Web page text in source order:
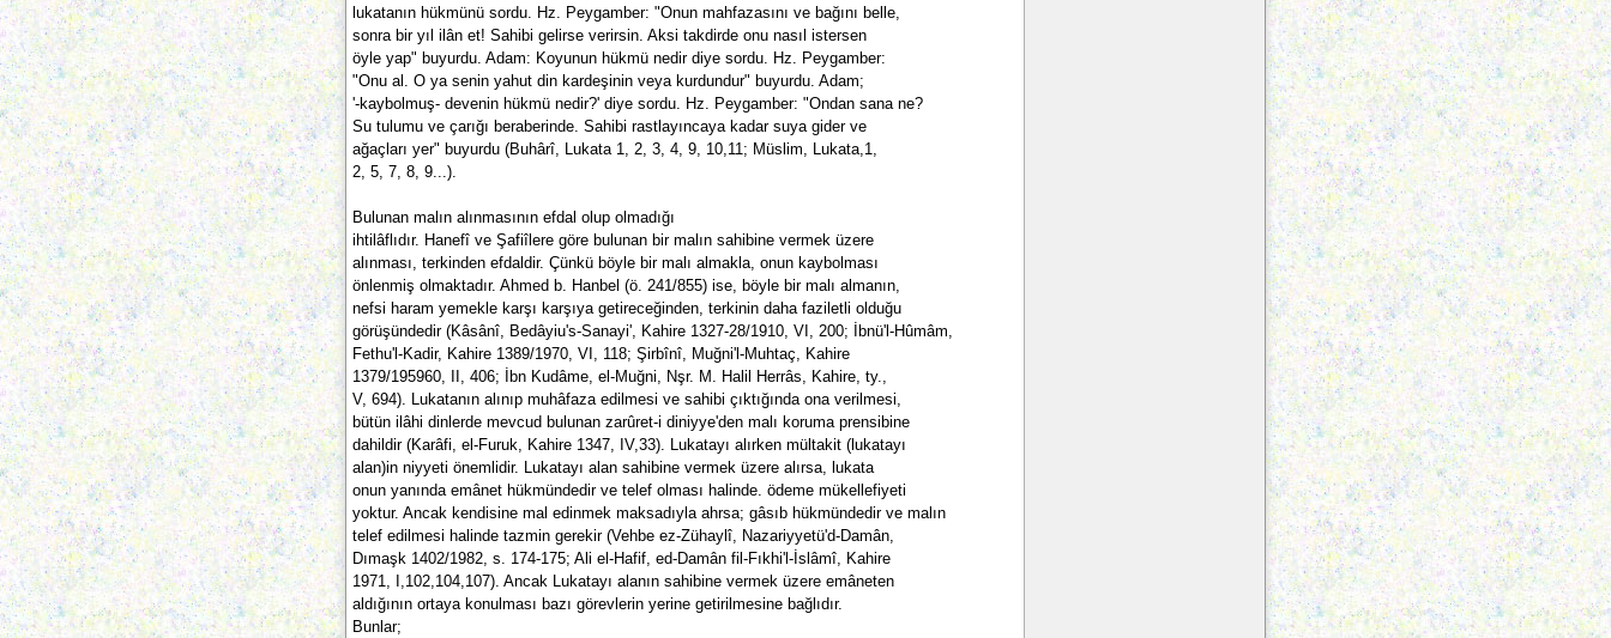
lukatanın hükmünü sordu. Hz. Peygamber: "Onun mahfazasını ve bağını belle,
sonra bir yıl ilân et! Sahibi gelirse verirsin. Aksi takdirde onu nasıl istersen
öyle yap" buyurdu. Adam: Koyunun hükmü nedir diye sordu. Hz. Peygamber:
"Onu al. O ya senin yahut din kardeşinin veya kurdundur" buyurdu. Adam;
'-kaybolmuş- devenin hükmü nedir?' diye sordu. Hz. Peygamber: "Ondan sana ne?
Su tulumu ve çarığı beraberinde. Sahibi rastlayıncaya kadar suya gider ve
ağaçları yer" buyurdu (Buhârî, Lukata 1, 2, 3, 4, 9, 10,11; Müslim, Lukata,1,
2, 5, 7, 8, 9...).
Bulunan malın alınmasının efdal olup olmadığı
ihtilâflıdır. Hanefî ve Şafiîlere göre bulunan bir malın sahibine vermek üzere
alınması, terkinden efdaldir. Çünkü böyle bir malı almakla, onun kaybolması
önlenmiş olmaktadır. Ahmed b. Hanbel (ö. 241/855) ise, böyle bir malı almanın,
nefsi haram yemekle karşı karşıya getireceğinden, terkinin daha faziletli olduğu
görüşündedir (Kâsânî, Bedâyiu's-Sanayi', Kahire 1327-28/1910, VI, 200; İbnü'l-Hûmâm,
Fethu'l-Kadir, Kahire 1389/1970, VI, 118; Şirbînî, Muğni'l-Muhtaç, Kahire
1379/195960, II, 406; İbn Kudâme, el-Muğni, Nşr. M. Halil Herrâs, Kahire, ty.,
V, 694). Lukatanın alınıp muhâfaza edilmesi ve sahibi çıktığında ona verilmesi,
bütün ilâhi dinlerde mevcud bulunan zarûret-i diniyye'den malı koruma prensibine
dahildir (Karâfi, el-Furuk, Kahire 1347, IV,33). Lukatayı alırken mültakit (lukatayı
alan)in niyyeti önemlidir. Lukatayı alan sahibine vermek üzere alırsa, lukata
onun yanında emânet hükmündedir ve telef olması halinde. ödeme mükellefiyeti
yoktur. Ancak kendisine mal edinmek maksadıyla ahrsa; gâsıb hükmündedir ve malın
telef edilmesi halinde tazmin gerekir (Vehbe ez-Zühaylî, Nazariyyetü'd-Damân,
Dımaşk 1402/1982, s. 174-175; Ali el-Hafif, ed-Damân fil-Fıkhi'l-İslâmî, Kahire
1971, I,102,104,107). Ancak Lukatayı alanın sahibine vermek üzere emâneten
aldığının ortaya konulması bazı görevlerin yerine getirilmesine bağlıdır.
Bunlar;